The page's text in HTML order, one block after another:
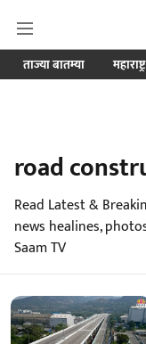
ताज्या बातम्या महाराष्ट्र
road
Read Latest &
news healines,
Saam TV